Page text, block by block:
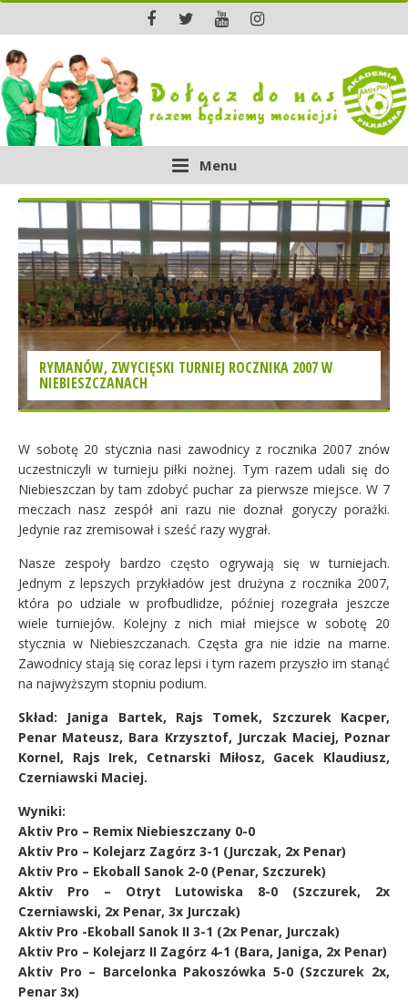
Menu
RYMANÓW, ZWYCIĘSKI TURNIEJ ROCZNIKA 2007 W
NIEBIESZCZANACH
W sobotę 20 stycznia nasi zawodnicy z rocznika 2007 znów
uczestniczyli w turnieju piłki nożnej. Tym razem udali się do
Niebieszczan by tam zdobyć puchar za pierwsze miejsce. W 7
meczach nasz zespół ani razu nie doznał goryczy porażki.
Jedynie raz zremisował i sześć razy wygrał.
Nasze zespoły bardzo często ogrywają się w turniejach.
Jednym z lepszych przykładów jest drużyna z rocznika 2007,
która po udziale w profbudlidze, później rozegrała jeszcze
wiele turniejów. Kolejny z nich miał miejsce w sobotę 20
stycznia w Niebieszczanach. Częsta gra nie idzie na marne.
Zawodnicy stają się coraz lepsi i tym razem przyszło im stanąć
na najwyższym stopniu podium.
Skład: Janiga Bartek, Rajs Tomek, Szczurek Kacper,
Penar Mateusz, Bara Krzysztof, Jurczak Maciej, Poznar
Kornel, Rajs Irek, Cetnarski Miłosz, Gacek Klaudiusz,
Czerniawski Maciej.
Wyniki:
Aktiv Pro – Remix Niebieszczany 0-0
Aktiv Pro – Kolejarz Zagórz 3-1 (Jurczak, 2x Penar)
Aktiv Pro – Ekoball Sanok 2-0 (Penar, Szczurek)
Aktiv Pro – Otryt Lutowiska 8-0 (Szczurek, 2x
Czerniawski, 2x Penar, 3x Jurczak)
Aktiv Pro -Ekoball Sanok II 3-1 (2x Penar, Jurczak)
Aktiv Pro – Kolejarz II Zagórz 4-1 (Bara, Janiga, 2x Penar)
Aktiv Pro – Barcelonka Pakoszówka 5-0 (Szczurek 2x,
Penar 3x)